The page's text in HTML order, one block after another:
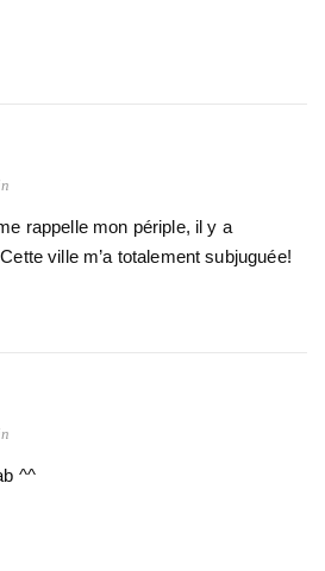
rappelle mon périple, il y a
ville m’a totalement subjuguée!
^^